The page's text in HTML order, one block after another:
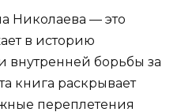
Николаева — это
в историю
внутренней борьбы за
книга раскрывает
переплетения